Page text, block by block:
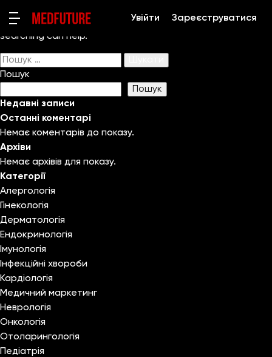
Увійти Зареєструватися
It seems we can’t find what you’re looking for. Perhaps
searching can help.
Пошук:
Пошук
Пошук
Недавні записи
Останні коментарі
Немає коментарів до показу.
Архіви
Немає архівів для показу.
Категорії
Алергологія
Гінекологія
Дерматологія
Ендокринологія
Імунологія
Інфекційні хвороби
Кардіологія
Медичний маркетинг
Неврологія
Онкологія
Отоларингологія
Педіатрія